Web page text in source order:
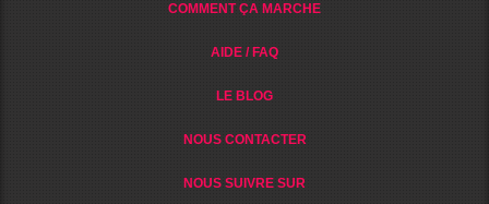
COMMENT ÇA MARCHE
AIDE / FAQ
LE BLOG
NOUS CONTACTER
NOUS SUIVRE SUR